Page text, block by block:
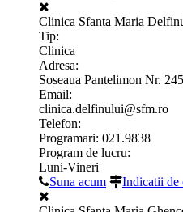
Clinica Sfanta Maria
Tip:
Clinica
Adresa:
Soseaua Pantelimon Nr.
Email:
clinica.delfinului@sfm.ro
Telefon:
Programari: 021.9838
Program de lucru:
Luni-Vineri
Suna acum
Indicatii de